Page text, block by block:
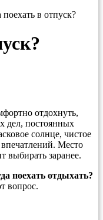
в отпуск?
отдохнуть,
дел, постоянных
солнце, чистое
Место
выбирать заранее.
поехать отдыхать?
вопрос.